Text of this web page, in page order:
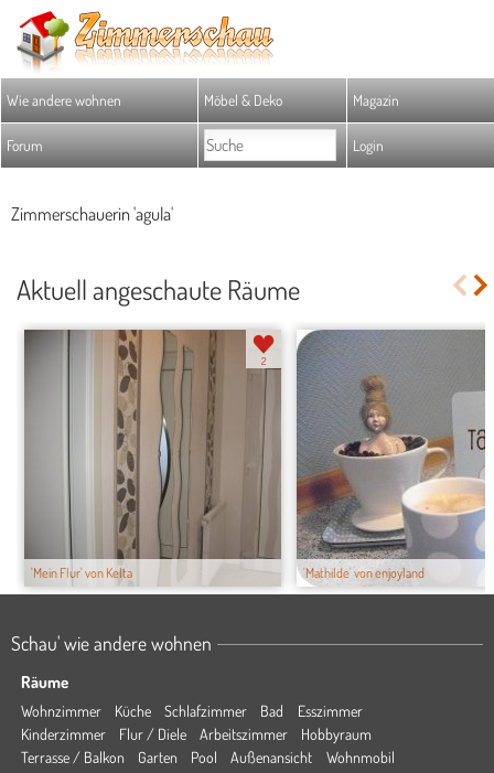
Wie andere wohnen Möbel & Deko Magazin
Forum Login
Zimmerschauerin 'agula'
Aktuell angeschaute Räume
'Mein Flur' von Kelta
2
'Mathilde' von enjoyland
Schau' wie andere wohnen
Räume
Wohnzimmer Küche Schlafzimmer Bad
Esszimmer
Kinderzimmer
Flur / Diele Arbeitszimmer
Hobbyraum
Terrasse / Balkon
Garten Pool Außenansicht Wohnmobil